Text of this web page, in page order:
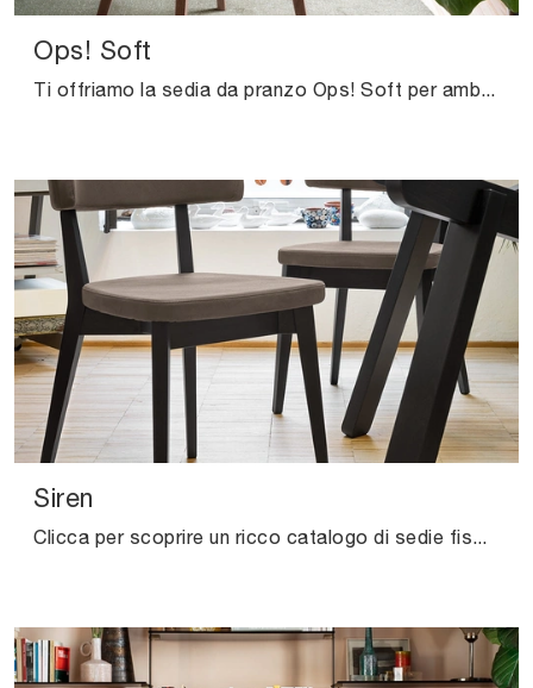
Ops! Soft
Ti offriamo la sedia da pranzo Ops! Soft per ambientazioni moderne, tra le più esclusive Sedie fisse di Connubia.
Siren
Clicca per scoprire un ricco catalogo di sedie fisse per stanze moderne: il modello Siren di Connubia ti aspetta!